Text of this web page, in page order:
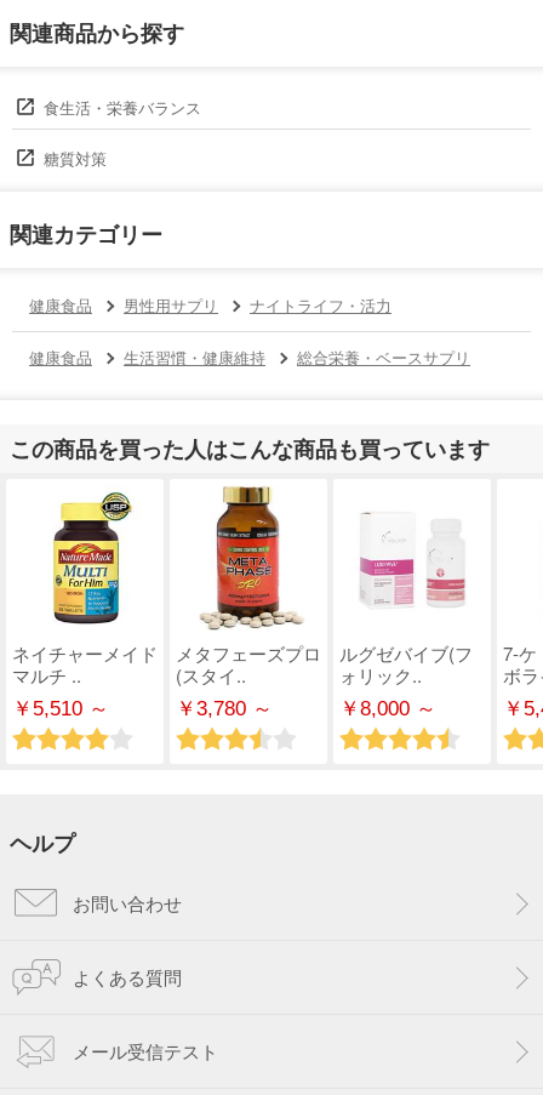
関連商品から探す
食生活・栄養バランス
糖質対策
関連カテゴリー
健康食品 男性用サプリ ナイトライフ・活力
健康食品 生活習慣・健康維持 総合栄養・ベースサプリ
この商品を買った人はこんな商品も買っています
ネイチャーメイド
マルチ ..
￥5,510 ～
メタフェーズプロ
(スタイ..
￥3,780 ～
ルグゼバイブ(フ
ォリック..
￥8,000 ～
7-ケ
ボ
￥
ヘルプ
お問い合わせ
よくある質問
メール受信テスト